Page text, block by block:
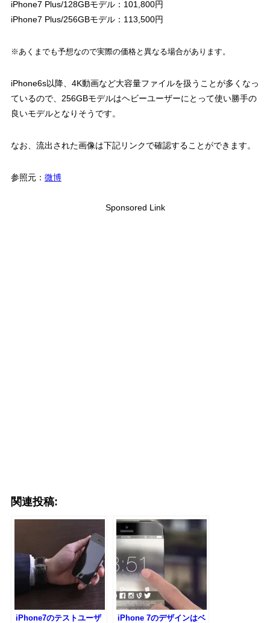
iPhone7 Plus/128GBモデル：101,800円
iPhone7 Plus/256GBモデル：113,500円
※あくまでも予想なので実際の価格と異なる場合があります。
iPhone6s以降、4K動画など大容量ファイルを扱うことが多くなっ
ているので、256GBモデルはヘビーユーザーにとって使い勝手の
良いモデルとなりそうです。
なお、流出された画像は下記リンクで確認することができます。
参照元： 微博
Sponsored Link
関連投稿:
iPhone7のテストユーザ
iPhone 7のデザインはベ